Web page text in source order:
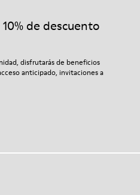
de descuento
disfrutarás de beneficios
anticipado, invitaciones a